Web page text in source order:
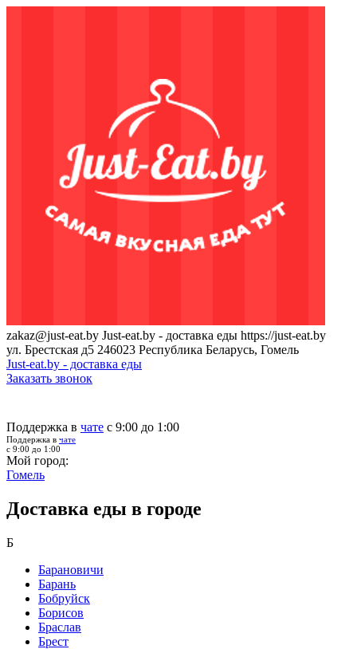
zakaz@just-eat.by Just-eat.by - доставка еды https://just-eat.by
ул. Брестская д5 246023 Республика Беларусь, Гомель
Just-eat.by - доставка еды
Заказать звонок
Поддержка в чате с 9:00 до 1:00
Поддержка в чате
с 9:00 до 1:00
Мой город:
Гомель
Доставка еды в городе
Б
Барановичи
Барань
Бобруйск
Борисов
Браслав
Брест